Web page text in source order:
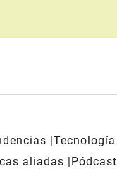
Tecnología
aliadas
Pódcast